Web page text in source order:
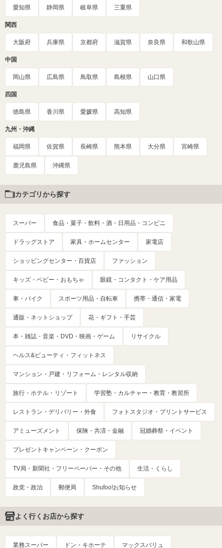
愛知県 静岡県 岐阜県 三重県
関西
大阪府 兵庫県 京都府 滋賀県 奈良県 和歌山県
中国
岡山県 広島県 鳥取県 島根県 山口県
四国
徳島県 香川県 愛媛県 高知県
九州・沖縄
福岡県 佐賀県 長崎県 熊本県 大分県 宮崎県
鹿児島県 沖縄県
カテゴリから探す
スーパー 食品・菓子・飲料・酒・日用品・コンビニ
ドラッグストア 家具・ホームセンター 家電店
ショッピングセンター・百貨店 ファッション
キッズ・ベビー・おもちゃ 眼鏡・コンタクト・ケア用品
車・バイク スポーツ用品・自転車 携帯・通信・家電
通販・ネットショップ 花・ギフト・手芸
本・雑誌・音楽・DVD・映画・ゲーム リサイクル
ヘルス&ビューティ・フィットネス
マンション・戸建・リフォーム・レンタル収納
旅行・ホテル・リゾート 学習塾・カルチャー・教育・教習所
レストラン・デリバリー・外食 フォトスタジオ・プリントサービス
アミューズメント 保険・共済・金融 冠婚葬祭・イベント
プレゼントキャンペーン・クーポン
TV局・新聞社・フリーペーパー・その他 生活・くらし
政党・政治 郵便局 Shufoo!お知らせ
よく行くお店から探す
業務スーパー ドン・キホーテ マックスバリュ